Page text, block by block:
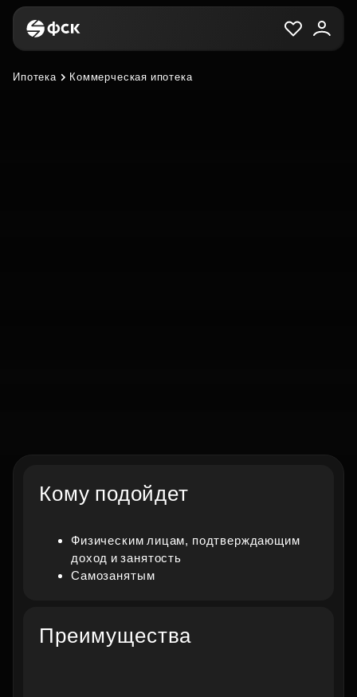
Ипотека Коммерческая ипотека
Коммерческая ипотека
недвижимости, которая в дальнейшем
будет использоваться
Заполнить анкету
Кому подойдет
Физическим лицам, подтверждающим
доход и занятость
Самозанятым
Преимущества